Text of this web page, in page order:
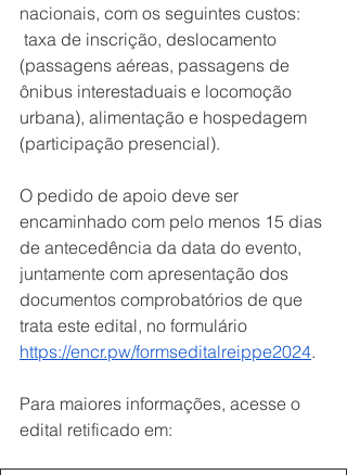
nacionais, com os seguintes custos:
taxa de inscrição, deslocamento
(passagens aéreas, passagens de
ônibus interestaduais e locomoção
urbana), alimentação e hospedagem
(participação presencial).
O pedido de apoio deve ser
encaminhado com pelo menos 15 dias
de antecedência da data do evento,
juntamente com apresentação dos
documentos comprobatórios de que
trata este edital, no formulário
https://encr.pw/formseditalreippe2024.
Para maiores informações, acesse o
edital retificado em: